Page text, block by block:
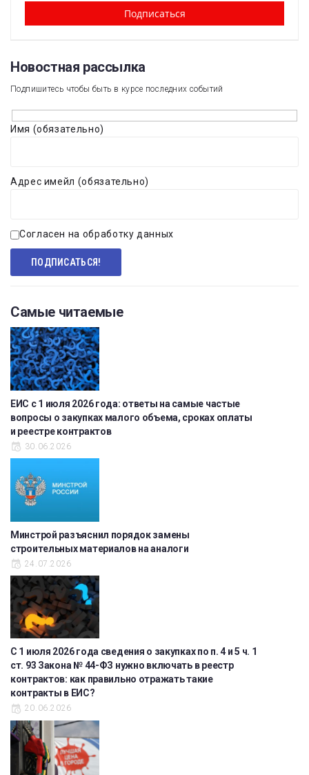
Новостная рассылка​
Подпишитесь чтобы быть в курсе последних событий
Имя (обязательно)
Адрес имейл (обязательно)
Согласен на обработку данных
Самые читаемые
ЕИС с 1 июля 2026 года: ответы на самые частые
вопросы о закупках малого объема, сроках оплаты
и реестре контрактов
30.06.2026
Минстрой разъяснил порядок замены
строительных материалов на аналоги
24.07.2026
С 1 июля 2026 года сведения о закупках по п. 4 и 5 ч. 1
ст. 93 Закона № 44-ФЗ нужно включать в реестр
контрактов: как правильно отражать такие
контракты в ЕИС?
20.06.2026